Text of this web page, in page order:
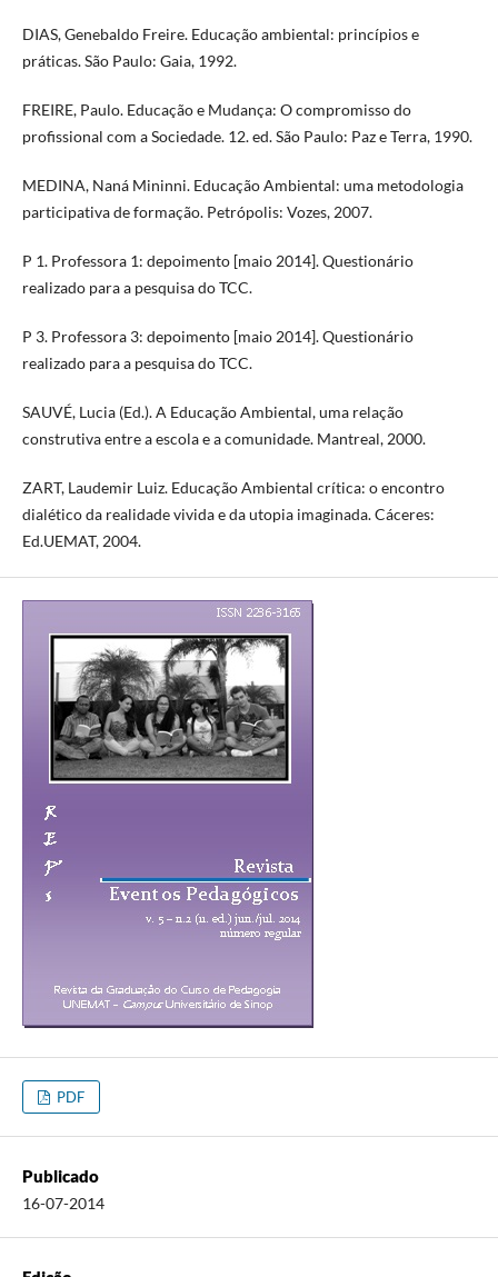
DIAS, Genebaldo Freire. Educação ambiental: princípios e
práticas. São Paulo: Gaia, 1992.
FREIRE, Paulo. Educação e Mudança: O compromisso do
profissional com a Sociedade. 12. ed. São Paulo: Paz e Terra, 1990.
MEDINA, Naná Mininni. Educação Ambiental: uma metodologia
participativa de formação. Petrópolis: Vozes, 2007.
P 1. Professora 1: depoimento [maio 2014]. Questionário
realizado para a pesquisa do TCC.
P 3. Professora 3: depoimento [maio 2014]. Questionário
realizado para a pesquisa do TCC.
SAUVÉ, Lucia (Ed.). A Educação Ambiental, uma relação
construtiva entre a escola e a comunidade. Mantreal, 2000.
ZART, Laudemir Luiz. Educação Ambiental crítica: o encontro
dialético da realidade vivida e da utopia imaginada. Cáceres:
Ed.UEMAT, 2004.
PDF
Publicado
16-07-2014